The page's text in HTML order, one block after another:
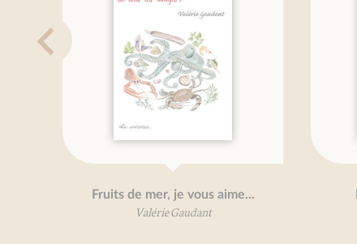
Fruits de mer, je vous aime...
Valérie Gaudant